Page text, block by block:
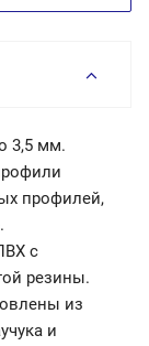
3,5 мм.
профилей,
с
резины.
из
и